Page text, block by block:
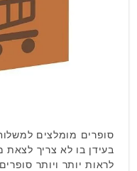
בעידן בו לא צריך לצאת
לראות יותר ויותר